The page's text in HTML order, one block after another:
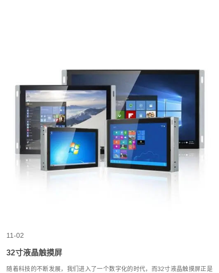
11-02
32寸液晶触摸屏
随着科技的不断发展，我们进入了一个数字化的时代，而32寸液晶触摸屏正是